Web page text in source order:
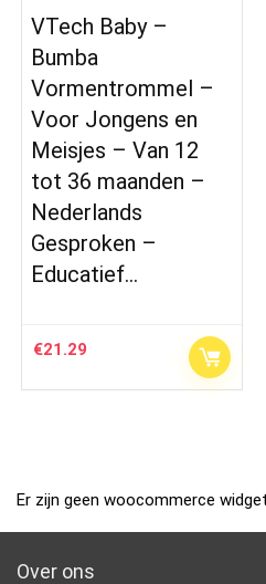
VTech Baby –
Bumba
Vormentrommel –
Voor Jongens en
Meisjes – Van 12
tot 36 maanden –
Nederlands
Gesproken –
Educatief…
€21.29
Er zijn geen woocommerce
Over ons